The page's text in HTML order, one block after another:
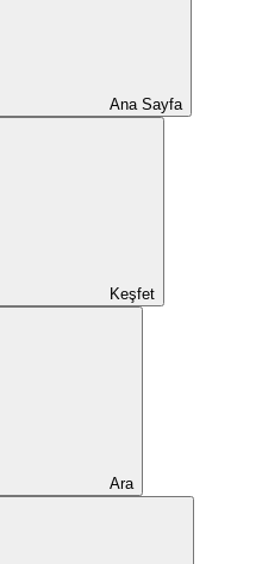
Ana Sayfa
Keşfet
Ara